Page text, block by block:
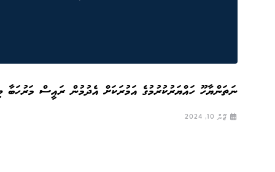
ނަތަންޔާހޫ ހައްޔަރުކުރުމުގެ އަމުރަކަށް އެދުމުން ރައީސް މަރުހަބާ
ޖޫން 10, 2024